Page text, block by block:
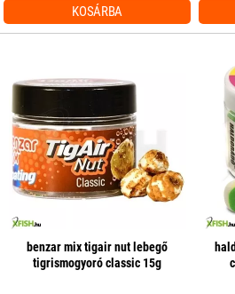
KOSÁRBA
benzar mix tigair nut lebegő
tigrismogyoró classic 15g